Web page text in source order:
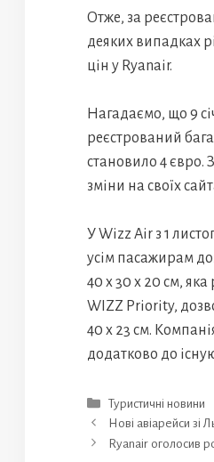
Отже, за
деяких випадках
цін у Ryanair.
Нагадаємо, що 9
реєстрований
становило 4
зміни на своїх
У Wizz Air з 1
усім пасажирам
40 x 30 x 20 см,
WIZZ Priority,
40 x 23 см.
додатково до
Категорії
Туристичні новини
Нові авіарейси зі
Ryanair оголосив